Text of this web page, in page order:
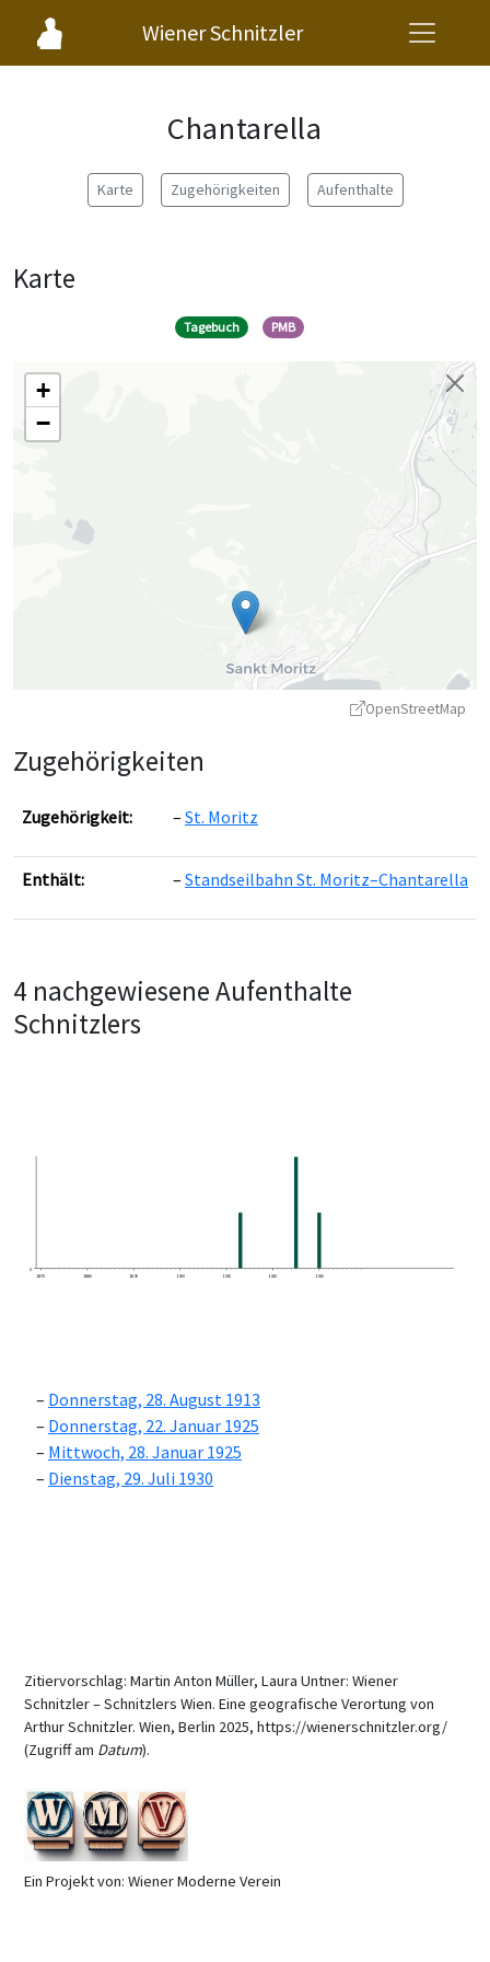
Wiener Schnitzler
Chantarella
Karte Zugehörigkeiten Aufenthalte
Karte
Tagebuch PMB
+
−
OpenStreetMap
Zugehörigkeiten
Zugehörigkeit: St. Moritz
Enthält: Standseilbahn St. Moritz–Chantarella
4 nachgewiesene Aufenthalte
Schnitzlers
0
1870
1880 1890 1900 1910 1920 1930
Donnerstag, 28. August 1913
Donnerstag, 22. Januar 1925
Mittwoch, 28. Januar 1925
Dienstag, 29. Juli 1930
Zitiervorschlag: Martin Anton Müller, Laura Untner: Wiener
Schnitzler – Schnitzlers Wien. Eine geografische Verortung von
Arthur Schnitzler. Wien, Berlin 2025, https://wienerschnitzler.org/
(Zugriff am Datum).
Ein Projekt von: Wiener Moderne Verein